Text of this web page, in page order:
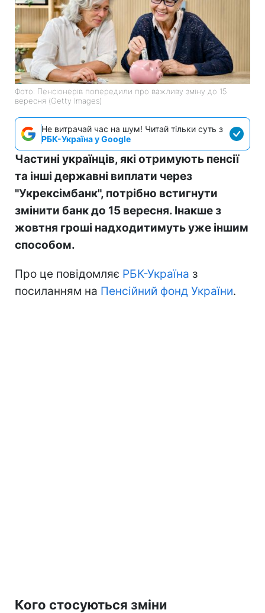
Фото: Пенсіонерів попередили про важливу зміну до 15
вересня (Getty Images)
Не витрачай час на шум! Читай тільки суть з
РБК-Україна у Google
Частині українців, які отримують пенсії
та інші державні виплати через
"Укрексімбанк", потрібно встигнути
змінити банк до 15 вересня. Інакше з
жовтня гроші надходитимуть уже іншим
способом.
Про це повідомляє РБК-Україна з
посиланням на Пенсійний фонд України.
Кого стосуються зміни